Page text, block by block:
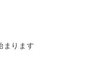
まります